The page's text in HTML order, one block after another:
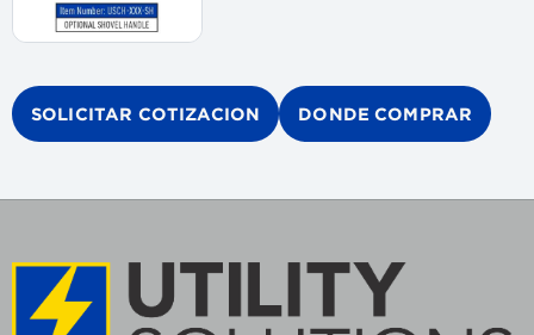
SOLICITAR COTIZACION DONDE COMPRAR